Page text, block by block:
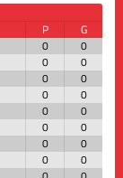
P
G
0
0
0
0
0
0
0
0
0
0
0
0
0
0
0
0